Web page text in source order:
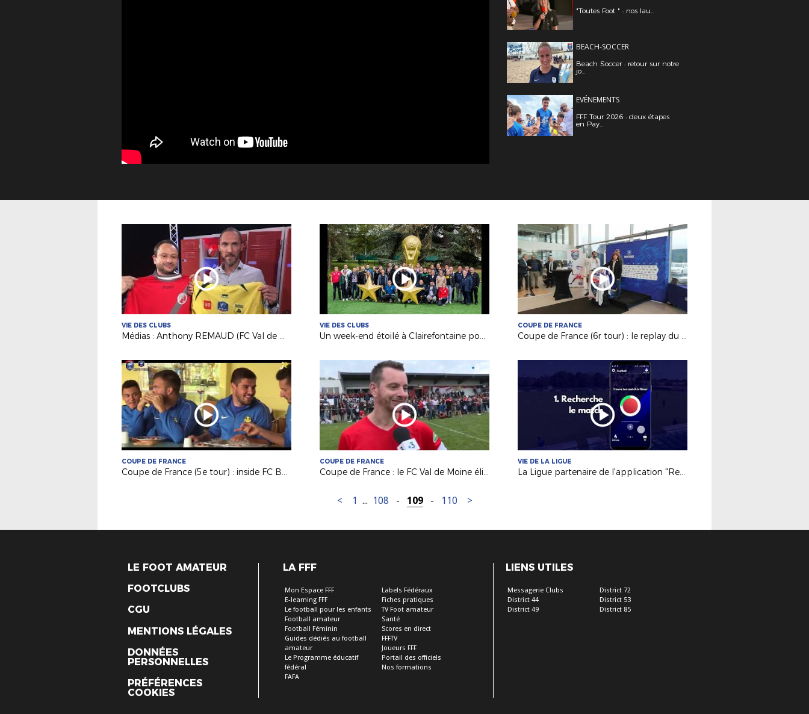
"Toutes Foot " : nos lau...
BEACH-SOCCER
Beach Soccer : retour sur notre
jo...
EVÉNEMENTS
FFF Tour 2026 : deux étapes
en Pay...
VIE DES CLUBS
Médias : Anthony REMAUD (FC Val de Moine) invité de France 3 !
VIE DES CLUBS
Un week-end étoilé à Clairefontaine pour nos bénévoles
COUPE DE FRANCE
Coupe de France (6r tour) : le replay du tirage au sort
COUPE DE FRANCE
Coupe de France (5e tour) : inside FC Beaupreau La Chapelle
COUPE DE FRANCE
Coupe de France : le FC Val de Moine éliminé mais fier de son parcours !
VIE DE LA LIGUE
La Ligue partenaire de l'application "Rematch"
< 1 ... 108 - 109 - 110 >
LE FOOT AMATEUR
FOOTCLUBS
CGU
MENTIONS LÉGALES
DONNÉES
PERSONNELLES
PRÉFÉRENCES
COOKIES
LA FFF
Mon Espace FFF
E-learning FFF
Le football pour les enfants
Football amateur
Football Féminin
Guides dédiés au football
amateur
Le Programme éducatif
fédéral
FAFA
Labels Fédéraux
Fiches pratiques
TV Foot amateur
Santé
Scores en direct
FFFTV
Joueurs FFF
Portail des officiels
Nos formations
LIENS UTILES
Messagerie Clubs
District 44
District 49
District 72
District 53
District 85